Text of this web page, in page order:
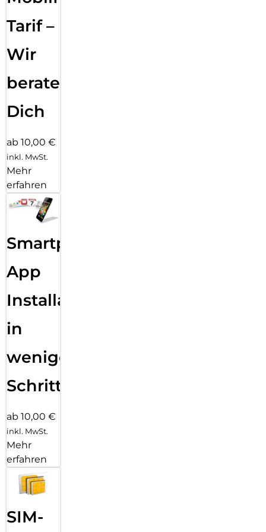
bleibt, z. B. eine furchtlos modische Hülle von CARE by
PanzerGlass. Und wenn du denkst: “Was ist, wenn meine
Kameralinsen zerkratzt werden?” Nun, Hilfe ist nur ein paar
Hülle mit PanzerGlass PicturePerfect oder Hoops.
ausgewählter Produkte aus dem Kernsortiment von
Tarif –
Wir
beraten
Dich
ab 10,00 €
inkl. MwSt.
Mehr
erfahren
Smartphone
App
Installation
in
wenigen
Schritten
ab 10,00 €
inkl. MwSt.
Mehr
erfahren
SIM-